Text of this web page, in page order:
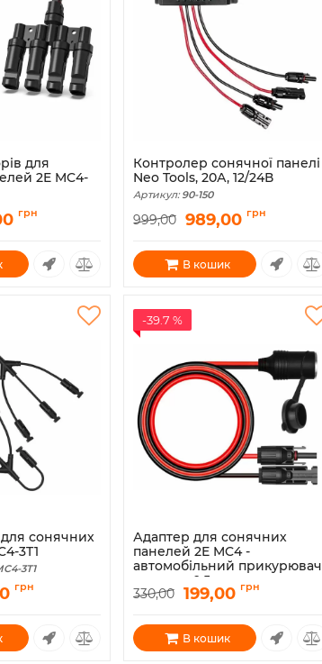
для
2E MC4-
1T4
грн
Контролер сонячної панелі
Neo Tools, 20А, 12/24В
Артикул: 90-150
999,00 989,00 грн
В кошик
для сонячних
3T1
3T1
грн
-39.7 %
Адаптер для сонячних
панелей 2E MC4 -
автомобільний прикурювач
розетка, 0.5м
Артикул: 2E-ASP-CCP-MC4-0.5
330,00 199,00 грн
В кошик